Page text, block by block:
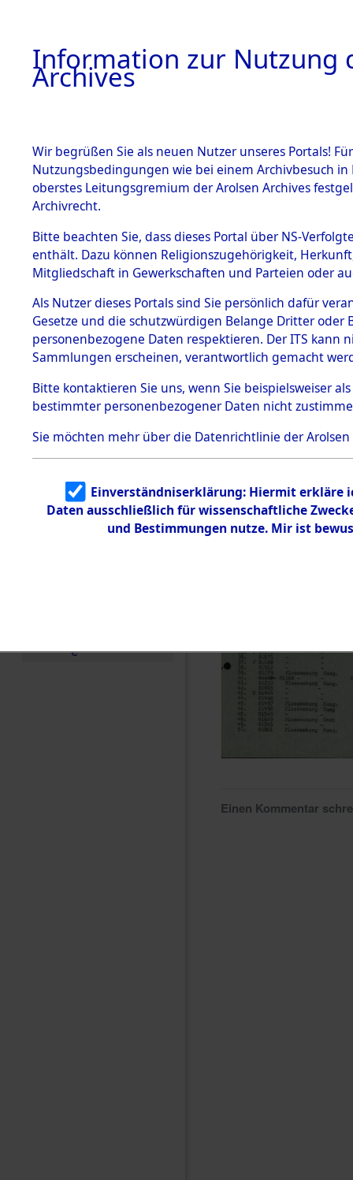
BESTÄNDE
1.
mente
5. Verschiedenes
5.3
Todesmärsche
5.3.1 Alliierte
Erhebungen
zu
Todesmärsch
en
5.3.2
Identifizierun
g
5.3.3
Todesmärsch
e
Gräbern
Einen Kommentar
Information zur Nutzung
Archives
Wir begrüßen Sie als neuen Nutzer unseres Portals!
Nutzungsbedingungen wie bei einem Archivbesuch
oberstes Leitungsgremium der Arolsen Archives
Archivrecht.
Bitte beachten Sie, dass dieses Portal über NS-
enthält. Dazu können Religionszugehörigkeit,
Mitgliedschaft in Gewerkschaften und Parteien oder
Als Nutzer dieses Portals sind Sie persönlich dafür
Gesetze und die schutzwürdigen Belange Dritter
personenbezogene Daten respektieren. Der ITS
Sammlungen erscheinen, verantwortlich gemacht
Bitte kontaktieren Sie uns, wenn Sie beispielsweiser
bestimmter personenbezogener Daten nicht
Sie möchten mehr über die Datenrichtlinie der Arolsen
Einverständniserklärung: Hiermit erkläre
Daten ausschließlich für wissenschaftliche
und Bestimmungen nutze. Mir ist